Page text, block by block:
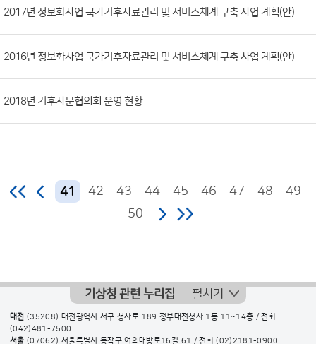
2017년 정보화사업 국가기후자료관리 및 서비스체계 구축 사업 계획(안)
2016년 정보화사업 국가기후자료관리 및 서비스체계 구축 사업 계획(안)
2018년 기후자문협의회 운영 현황
41 42 43 44 45 46 47 48
49
50
기상청 관련 누리집 펼치기
대전 (35208) 대전광역시 서구 청사로 189 정부대전청사 1동 11~14층 / 전화
(042)481-7500
서울 (07062) 서울특별시 동작구 여의대방로16길 61 / 전화(02)2181-0900